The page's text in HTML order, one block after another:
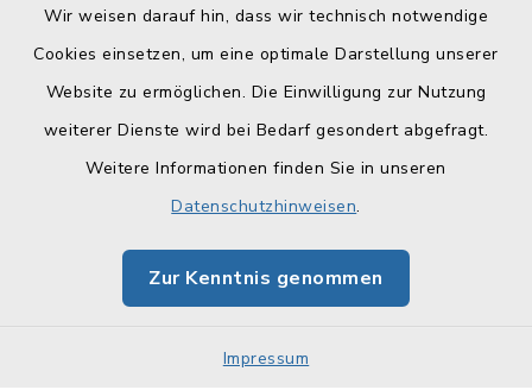
Wir weisen darauf hin, dass wir technisch notwendige
Cookies einsetzen, um eine optimale Darstellung unserer
Website zu ermöglichen. Die Einwilligung zur Nutzung
weiterer Dienste wird bei Bedarf gesondert abgefragt.
Weitere Informationen finden Sie in unseren
Datenschutzhinweisen.
Zur Kenntnis genommen
Impressum
Barrierefreiheit
Sitemap